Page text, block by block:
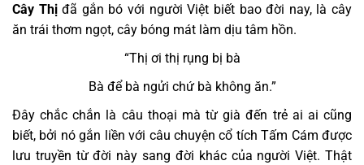
Cây Thịđã gắn bó với người Việt biết bao đời nay, là cây
ăn trái thơm ngọt, cây bóng mát làm dịu tâm hồn.
“Thị ơi thị rụng bị bà
Bà để bà ngửi chứ bà không ăn.”
Đây chắc chắn là câu thoại mà từ già đến trẻ ai ai cũng
biết, bởi nó gắn liền với câu chuyện cổ tích Tấm Cám được
lưu truyền từ đời này sang đời khác của người Việt. Thật